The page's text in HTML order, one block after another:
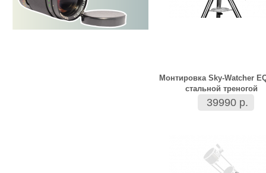
Монтировка Sky-Watcher
стальной треногой
39990 р.